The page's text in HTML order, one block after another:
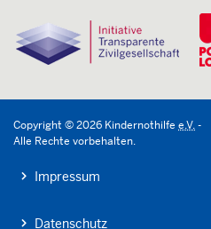
Copyright ©2026 Kindernothilfe e.V.-
Alle Rechte vorbehalten.
Impressum
Datenschutz